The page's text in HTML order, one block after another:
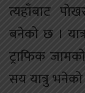
त्यहाँबाट
बनेको छ ।
ट्राफिक
सय यात्रु